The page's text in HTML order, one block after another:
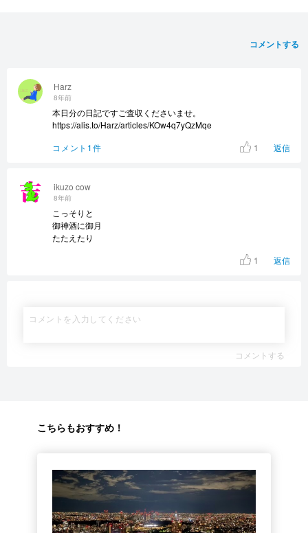
コメントする
ikuzo cow
8年前
こっそりと
御神酒に御月
たたえたり
1
返信
Harz
8年前
本日分の日記ですご査収くださいませ。
https://alis.to/Harz/articles/KOw4q7yQzMqe
コメント1件
1 返信
コメントする
こちらもおすすめ！